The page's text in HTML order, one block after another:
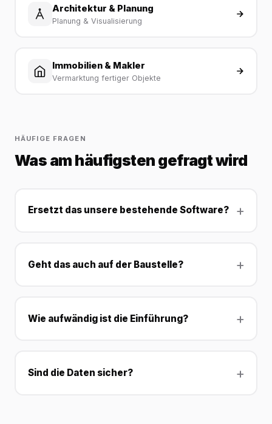
Architektur & Planung
Planung & Visualisierung
Immobilien & Makler
Vermarktung fertiger Objekte
HÄUFIGE FRAGEN
Was am häufigsten gefragt wird
Ersetzt das unsere bestehende Software?
Geht das auch auf der Baustelle?
Wie aufwändig ist die Einführung?
Sind die Daten sicher?